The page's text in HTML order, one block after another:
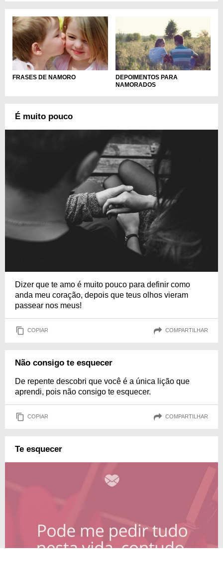
FRASES DE NAMORO
DEPOIMENTOS PARA
NAMORADOS
É muito pouco
Dizer que te amo é muito pouco para definir como
anda meu coração, depois que teus olhos vieram
passear nos meus!
COPIAR COMPARTILHAR
Não consigo te esquecer
De repente descobri que você é a única lição que
aprendi, pois não consigo te esquecer.
COPIAR COMPARTILHAR
Te esquecer